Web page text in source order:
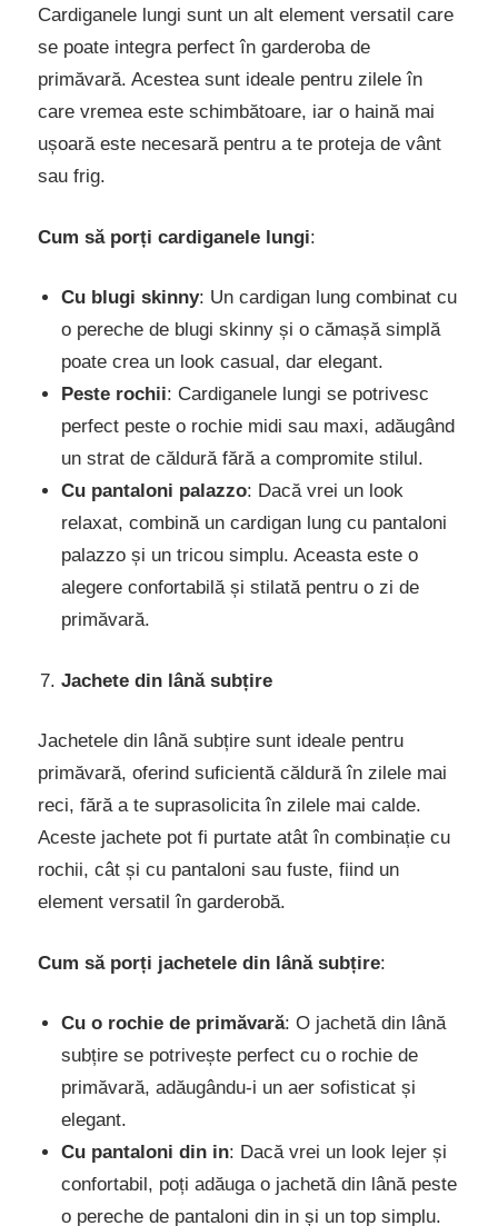
Cardiganele lungi sunt un alt element versatil care
se poate integra perfect în garderoba de
primăvară. Acestea sunt ideale pentru zilele în
care vremea este schimbătoare, iar o haină mai
ușoară este necesară pentru a te proteja de vânt
sau frig.
Cum să porți cardiganele lungi:
Cu blugi skinny: Un cardigan lung combinat cu
o pereche de blugi skinny și o cămașă simplă
poate crea un look casual, dar elegant.
Peste rochii: Cardiganele lungi se potrivesc
perfect peste o rochie midi sau maxi, adăugând
un strat de căldură fără a compromite stilul.
Cu pantaloni palazzo: Dacă vrei un look
relaxat, combină un cardigan lung cu pantaloni
palazzo și un tricou simplu. Aceasta este o
alegere confortabilă și stilată pentru o zi de
primăvară.
Jachete din lână subțire
Jachetele din lână subțire sunt ideale pentru
primăvară, oferind suficientă căldură în zilele mai
reci, fără a te suprasolicita în zilele mai calde.
Aceste jachete pot fi purtate atât în combinație cu
rochii, cât și cu pantaloni sau fuste, fiind un
element versatil în garderobă.
Cum să porți jachetele din lână subțire:
Cu o rochie de primăvară: O jachetă din lână
subțire se potrivește perfect cu o rochie de
primăvară, adăugându-i un aer sofisticat și
elegant.
Cu pantaloni din in: Dacă vrei un look lejer și
confortabil, poți adăuga o jachetă din lână peste
o pereche de pantaloni din in și un top simplu.